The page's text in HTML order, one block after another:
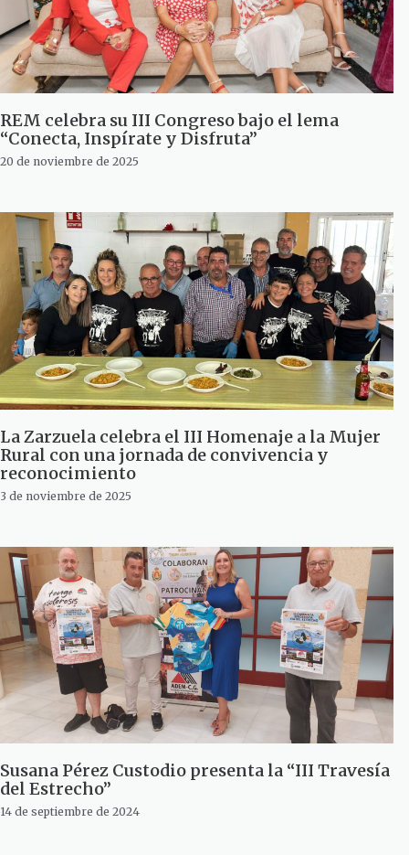
REM celebra su III Congreso bajo el lema
“Conecta, Inspírate y Disfruta”
20 de noviembre de 2025
La Zarzuela celebra el III Homenaje a la Mujer
Rural con una jornada de convivencia y
reconocimiento
3 de noviembre de 2025
Susana Pérez Custodio presenta la “III Travesía
del Estrecho”
14 de septiembre de 2024